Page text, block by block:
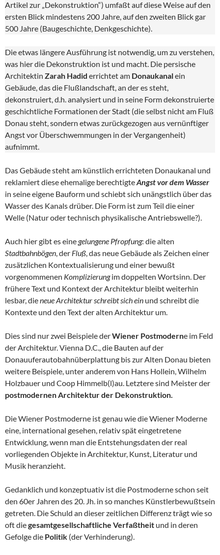
Artikel zur „Dekonstruktion“) umfaßt auf diese Weise auf den
ersten Blick mindestens 200 Jahre, auf den zweiten Blick gar
500 Jahre (Baugeschichte, Denkgeschichte).
Die etwas längere Ausführung ist notwendig, um zu verstehen,
was hier die Dekonstruktion ist und macht. Die persische
Architektin Zarah Hadid errichtet am Donaukanalein
Gebäude, das die Flußlandschaft, an der es steht,
dekonstruiert, d.h. analysiert und in seine Form dekonstruierte
geschichtliche Formationen der Stadt (die selbst nicht am Fluß
Donau steht, sondern etwas zurückgezogen aus vernünftiger
Angst vor Überschwemmungen in der Vergangenheit)
aufnimmt.
Das Gebäude steht am künstlich errichteten Donaukanal und
reklamiert diese ehemalige berechtigteAngst vor dem Wasser
in seine eigene Bauform und schiebt sich unängstlich über das
Wasser des Kanals drüber. Die Form ist zum Teil die einer
Welle (Natur oder technisch physikalische Antriebswelle?).
Auch hier gibt es eine gelungene Pfropfung: die alten
Stadtbahnbögen, der Fluß, das neue Gebäude als Zeichen einer
zusätzlichen Kontextualisierung und einer bewußt
vorgenommenen Komplizierungim doppelten Wortsinn. Der
frühere Text und Kontext der Architektur bleibt weiterhin
lesbar, dieneue Architektur schreibt sich ein und schreibt die
Kontexte und den Text der alten Architektur um.
Dies sind nur zwei Beispiele derWiener Postmoderne im Feld
der Architektur. Vienna D.C., die Bauten auf der
Donauuferautobahnüberplattung bis zur Alten Donau bieten
weitere Beispiele, unter anderem von Hans Hollein, Wilhelm
Holzbauer und Coop Himmelb(l)au. Letztere sind Meister der
postmodernen Architektur der Dekonstruktion.
Die Wiener Postmoderne ist genau wie die Wiener Moderne
eine, international gesehen, relativ spät eingetretene
Entwicklung, wenn man die Entstehungsdaten der real
vorliegenden Objekte in Architektur, Kunst, Literatur und
Musik heranzieht.
Gedanklich und konzeptuativ ist die Postmoderne schon seit
den 60er Jahren des 20. Jh. in so manches Künstlerbewußtsein
getreten. Die Schuld an dieser zeitlichen Differenz trägt wie so
oft diegesamtgesellschaftliche Verfaßtheit und in deren
Gefolge die Politik (der Verhinderung).